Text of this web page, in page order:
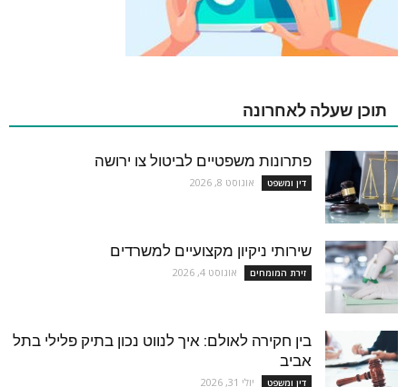
תוכן שעלה לאחרונה
פתרונות משפטיים לביטול צו ירושה
דין ומשפט אוגוסט 8, 2026
שירותי ניקיון מקצועיים למשרדים
זירת המומחים אוגוסט 4, 2026
בין חקירה לאולם: איך לנווט נכון בתיק פלילי בתל
אביב
דין ומשפט יולי 31, 2026